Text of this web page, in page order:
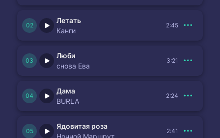
Летать
Канги
2:45
Люби
снова Ева
3:21
Дама
BURLA
2:24
Ядовитая роза
Ночной Маршрут
2:41